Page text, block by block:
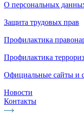
О персональных
Защита трудовых прав
Профилактика
Профилактика
Официальные сайты и
Новости
Контакты